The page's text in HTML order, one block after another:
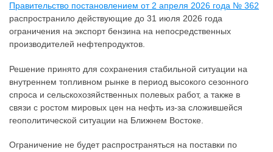
Правительство постановлением от 2 апреля 2026 года № 362
распространило действующие до 31 июля 2026 года
ограничения на экспорт бензина на непосредственных
производителей нефтепродуктов.
Решение принято для сохранения стабильной ситуации на
внутреннем топливном рынке в период высокого сезонного
спроса и сельскохозяйственных полевых работ, а также в
связи с ростом мировых цен на нефть из-за сложившейся
геополитической ситуации на Ближнем Востоке.
Ограничение не будет распространяться на поставки по